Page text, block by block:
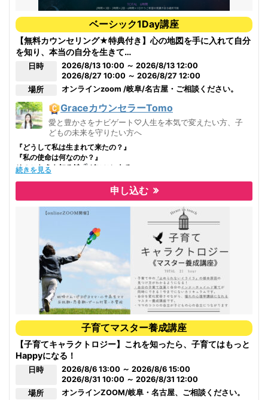
★子育て・親子関係・パートナーシップ・友人関係・権威者との関係
性、お困りのパターンがあればリクエストに合わせてその日のテーマを決
めることも可能です。事前にメッセージを頂けるとお答えしやすいです。
ベーシック1Day講座
【無料カウンセリング★特典付き】心の地図を手に入れて自分
を知り、本当の自分を生きて…
日時
2026/8/13 10:00 ～ 2026/8/13 12:00
2026/8/27 10:00 ～ 2026/8/27 12:00
場所
オンラインzoom /岐阜/名古屋・ご相談ください。
GraceカウンセラーTomo
愛と豊かさをナビゲート♡人生を本気で変えたい方、子
どもの未来を守りたい方へ
『どうして私は生まれて来たの？』
『私の使命は何なのか？』
そのこたえを知る鍵
がここにある…
＊自分を変えたい・自分を知りたい・本当の自分を生きたい すべての方
どうしてわかってくれないんだろう？
あの人が何を考えているのか全然わからない……。
自分でも、もうどうしていいかすらわからない……。
そんなあなたへ
心の地図を手に入れて、自分を知り、本当の自分を生きてみませんか？
★TOTAL6時間の講座です。2回目はお申し込み時に相談の上、決めまし
ょう。ご希望をお知らせください。
★1日での受講も可能です。
続きを見る
申し込む
子育てマスター養成講座
【子育てキャラクトロジー】これを知ったら、子育てはもっと
Happyになる！
日時
2026/8/6 13:00 ～ 2026/8/6 15:00
2026/8/31 10:00 ～ 2026/8/31 12:00
場所
オンラインZOOM/岐阜・名古屋、ご相談ください。